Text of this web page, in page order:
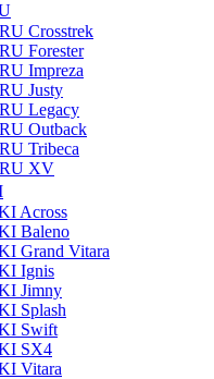
Crosstrek
Forester
Impreza
Justy
Legacy
Outback
Tribeca
XV
Across
Baleno
Grand Vitara
Ignis
Jimny
Splash
Swift
SX4
Vitara